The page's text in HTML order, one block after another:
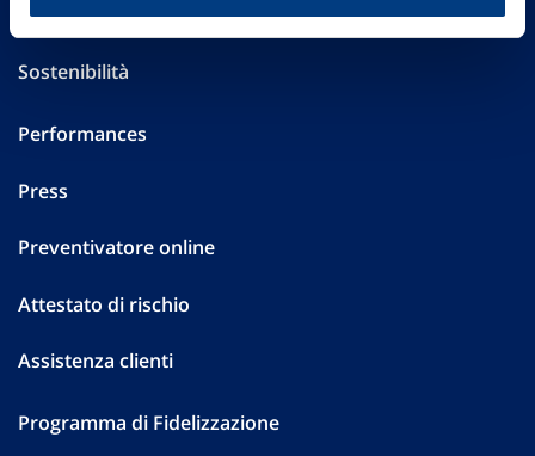
Altre informazioni
Sostenibilità
Performances
Press
Preventivatore online
Attestato di rischio
Assistenza clienti
Programma di Fidelizzazione